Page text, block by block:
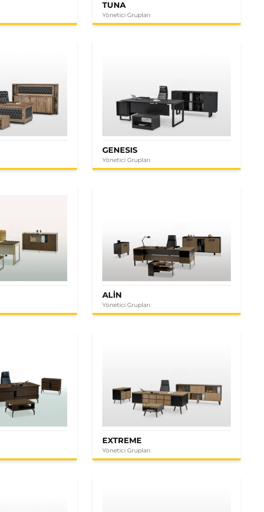
TUNA
Yönetici Grupları
GENESIS
Yönetici Grupları
ALİN
Yönetici Grupları
EXTREME
Yönetici Grupları